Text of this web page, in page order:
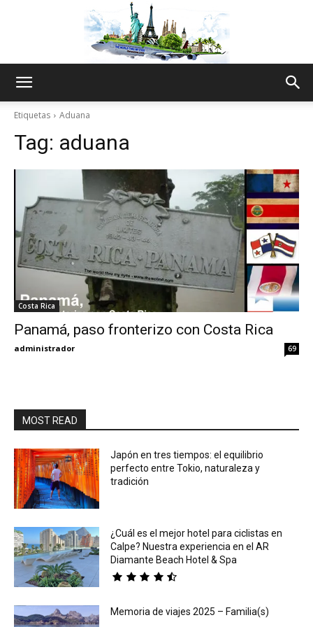
Thru
My
Etiquetas Aduana
Tag: aduana
Costa Rica
Panamá, paso fronterizo con Costa Rica
administrador 69
MOST READ
Japón en tres tiempos: el equilibrio
perfecto entre Tokio, naturaleza y
tradición
¿Cuál es el mejor hotel para ciclistas en
Calpe? Nuestra experiencia en el AR
Diamante Beach Hotel & Spa
Memoria de viajes 2025 – Familia(s)